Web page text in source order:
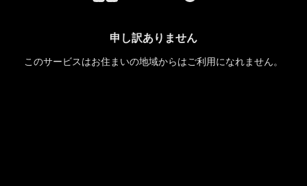
申し訳ありません
このサービスはお住まいの地域からはご利用になれません。